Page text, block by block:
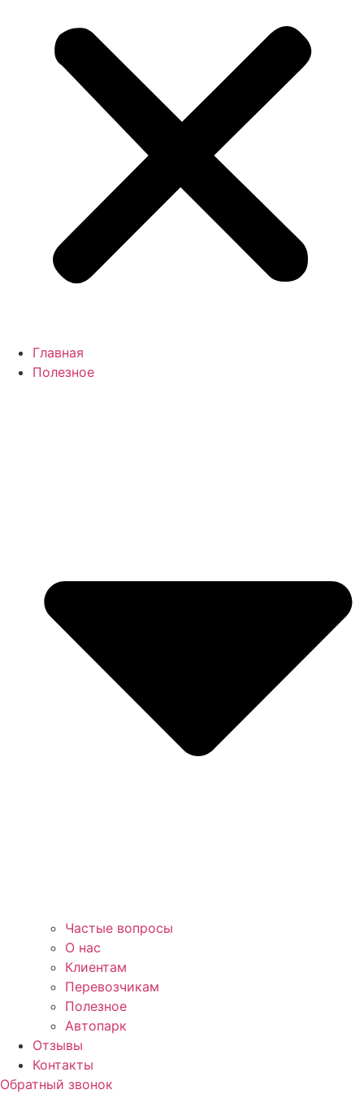
Главная
Полезное
Частые вопросы
О нас
Клиентам
Перевозчикам
Полезное
Автопарк
Отзывы
Контакты
Обратный звонок